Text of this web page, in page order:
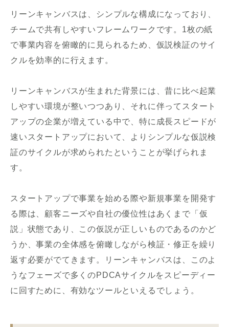
リーンキャンバスは、シンプルな構成になっており、
チームで共有しやすいフレームワークです。1枚の紙
で事業内容を俯瞰的に見られるため、仮説検証のサイ
クルを効率的に行えます。
リーンキャンバスが生まれた背景には、昔に比べ起業
しやすい環境が整いつつあり、それに伴ってスタート
アップの企業が増えている中で、特に成長スピードが
速いスタートアップにおいて、よりシンプルな仮説検
証のサイクルが求められたということが挙げられま
す。
スタートアップで事業を始める際や新規事業を開発す
る際は、顧客ニーズや自社の優位性はあくまで「仮
説」状態であり、この仮説が正しいものであるのかど
うか、事業の全体感を俯瞰しながら検証・修正を繰り
返す必要がでてきます。リーンキャンバスは、このよ
うなフェーズで多くのPDCAサイクルをスピーディー
に回すために、有効なツールといえるでしょう。